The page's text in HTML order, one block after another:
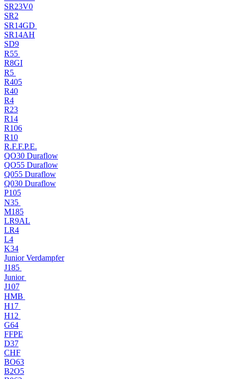
SR23V0
SR2
SR14GD
SR14AH
SD9
R55
R8GI
R5
R405
R40
R4
R23
R14
R106
R10
R.F.F.P.E.
QO30 Duraflow
QO55 Duraflow
Q055 Duraflow
Q030 Duraflow
P105
N35
M185
LR9AL
LR4
L4
K34
Junior Verdampfer
J185
Junior
J107
HMB
H17
H12
G64
FFPE
D37
CHF
BO63
B2O5